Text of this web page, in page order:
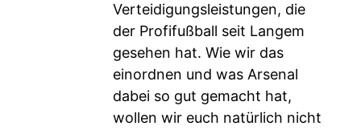
Verteidigungsleistungen, die
der Profifußball seit Langem
gesehen hat. Wie wir das
einordnen und was Arsenal
dabei so gut gemacht hat,
wollen wir euch natürlich nicht